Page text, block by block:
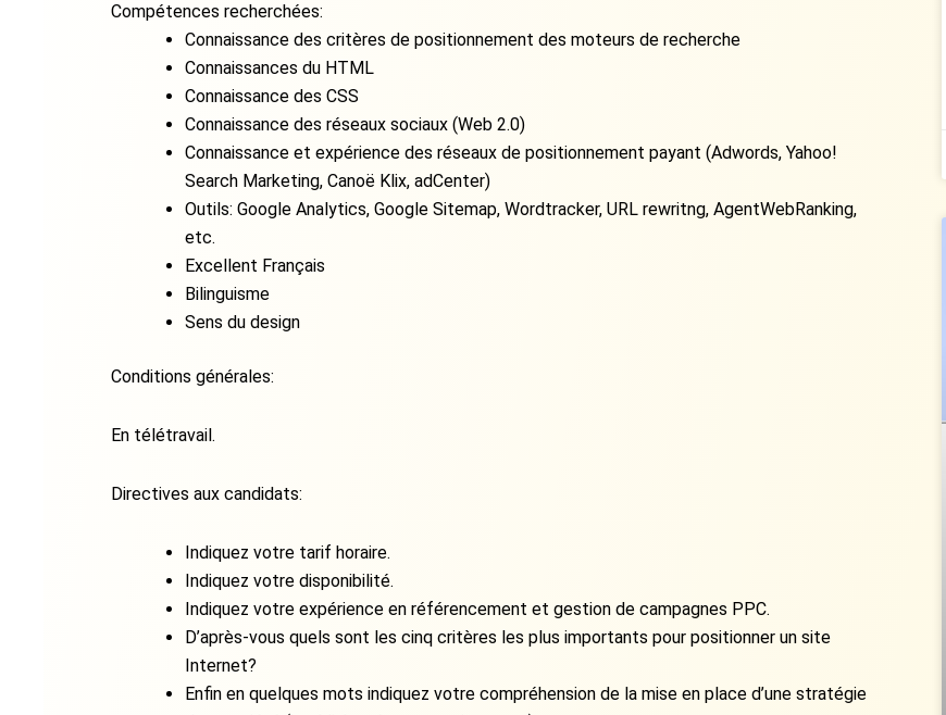
Compétences recherchées:
Connaissance des critères de positionnement des moteurs de recherche
Connaissances du HTML
Connaissance des CSS
Connaissance des réseaux sociaux (Web 2.0)
Connaissance et expérience des réseaux de positionnement payant (Adwords, Yahoo!
Search Marketing, Canoë Klix, adCenter)
Outils: Google Analytics, Google Sitemap, Wordtracker, URL rewritng, AgentWebRanking,
etc.
Excellent Français
Bilinguisme
Sens du design
Conditions générales:
En télétravail.
Directives aux candidats:
Indiquez votre tarif horaire.
Indiquez votre disponibilité.
Indiquez votre expérience en référencement et gestion de campagnes PPC.
D’après-vous quels sont les cinq critères les plus importants pour positionner un site
Internet?
Enfin en quelques mots indiquez votre compréhension de la mise en place d’une stratégie